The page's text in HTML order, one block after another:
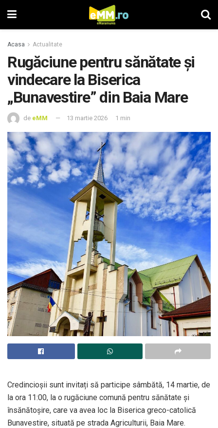
Acasa Actualitate
Rugăciune pentru sănătate și
vindecare la Biserica
„Bunavestire” din Baia Mare
de eMM 13 martie 2026 1 min
Credincioșii sunt invitați să participe sâmbătă, 14 martie, de
la ora 11:00, la o rugăciune comună pentru sănătate și
însănătoșire, care va avea loc la Biserica greco-catolică
Bunavestire, situată pe strada Agriculturii, Baia Mare.